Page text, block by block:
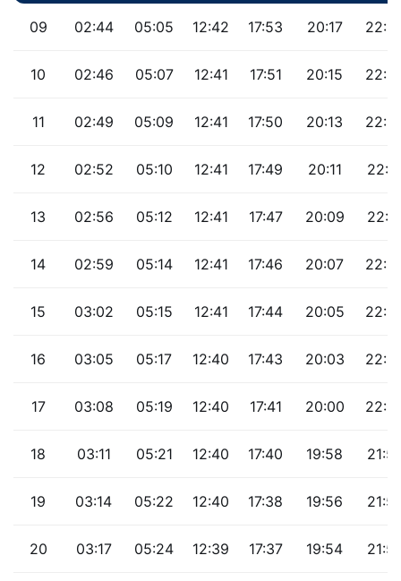
09 02:44 05:05 12:42 17:53 20:17
10 02:46 05:07 12:41 17:51 20:15
11 02:49 05:09 12:41 17:50 20:13
12 02:52 05:10 12:41 17:49 20:11
13 02:56 05:12 12:41 17:47 20:09
14 02:59 05:14 12:41 17:46 20:07
15 03:02 05:15 12:41 17:44 20:05
16 03:05 05:17 12:40 17:43 20:03
17 03:08 05:19 12:40 17:41 20:00
18 03:11 05:21 12:40 17:40 19:58
19 03:14 05:22 12:40 17:38 19:56
20 03:17 05:24 12:39 17:37 19:54